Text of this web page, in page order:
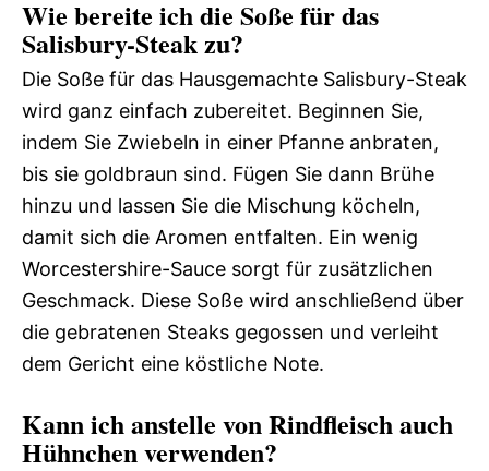
Wie bereite ich die Soße für das
Salisbury-Steak zu?
Die Soße für das Hausgemachte Salisbury-Steak
wird ganz einfach zubereitet. Beginnen Sie,
indem Sie Zwiebeln in einer Pfanne anbraten,
bis sie goldbraun sind. Fügen Sie dann Brühe
hinzu und lassen Sie die Mischung köcheln,
damit sich die Aromen entfalten. Ein wenig
Worcestershire-Sauce sorgt für zusätzlichen
Geschmack. Diese Soße wird anschließend über
die gebratenen Steaks gegossen und verleiht
dem Gericht eine köstliche Note.
Kann ich anstelle von Rindfleisch auch
Hühnchen verwenden?